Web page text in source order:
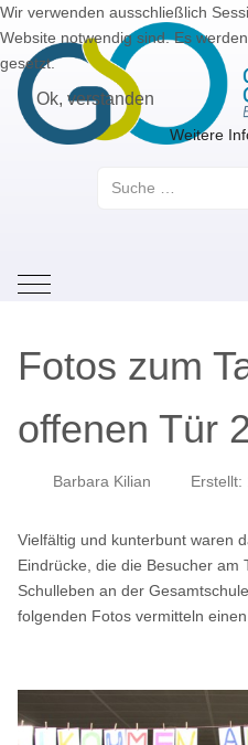
Mobile Menu Toggle
Fotos zum
offenen Tür
Barbara Kilian Erstellt:
Vielfältig und kunterbunt waren
Eindrücke, die die Besucher am
Schulleben an der
folgenden Fotos vermitteln einen
Wir verwenden ausschließlich
Website notwendig sind. Es
gesetzt.
Ok, verstanden
Weitere